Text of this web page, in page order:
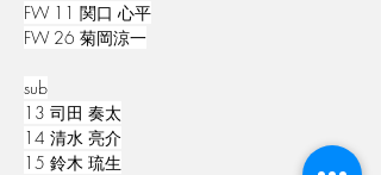
FW 11 関口 心平
FW 26 菊岡涼一
sub
13 司田 奏太
14 清水 亮介
15 鈴木 琉生